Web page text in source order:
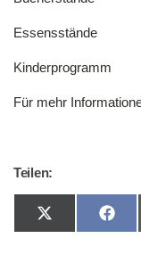
Essensstände
Kinderprogramm
Für mehr
Teilen:
Share
on
Share
on